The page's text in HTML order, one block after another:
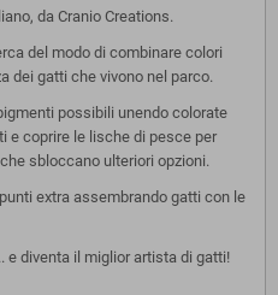
da Cranio Creations.
del modo di combinare colori
dei gatti che vivono nel parco.
possibili unendo colorate
e coprire le lische di pesce per
sbloccano ulteriori opzioni.
extra assembrando gatti con le
e diventa il miglior artista di gatti!